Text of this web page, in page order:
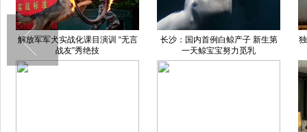
解放军军犬实战化课目演训 “无言
战友”秀绝技
长沙：国内首例白鲸产子 新生第
一天鲸宝宝努力觅乳